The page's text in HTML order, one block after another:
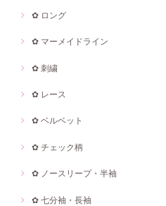
✿ ロング
✿ マーメイドライン
✿ 刺繍
✿ レース
✿ ベルベット
✿ チェック柄
✿ ノースリープ・半袖
✿ 七分袖・長袖